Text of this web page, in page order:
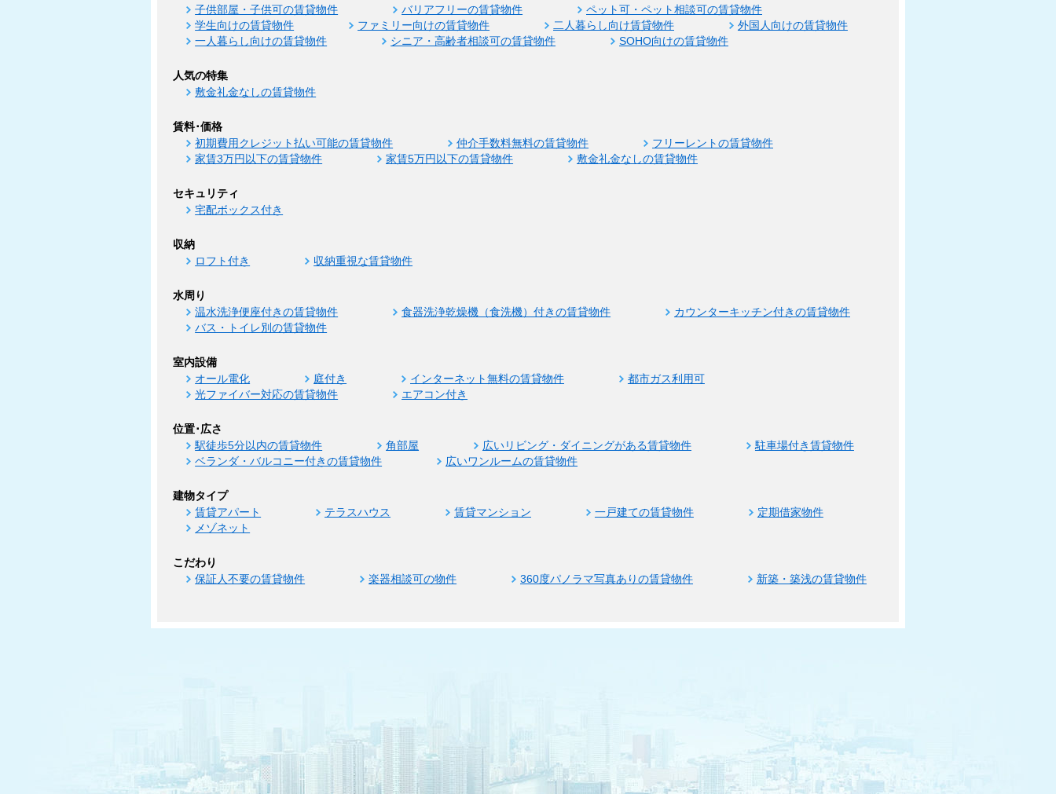
子供部屋・子供可の賃貸物件 バリアフリーの賃貸物件
ペット可・ペット相談可の賃貸物件
学生向けの賃貸物件
ファミリー向けの賃貸物件 二人暮らし向け賃貸物件
外国人向けの賃貸物件
一人暮らし向けの賃貸物件
シニア・高齢者相談可の賃貸物件 SOHO向けの賃貸物件
人気の特集
敷金礼金なしの賃貸物件
賃料･価格
初期費用クレジット払い可能の賃貸物件 仲介手数料無料の賃貸物件
フリーレントの賃貸物件
家賃3万円以下の賃貸物件
家賃5万円以下の賃貸物件 敷金礼金なしの賃貸物件
セキュリティ
宅配ボックス付き
収納
ロフト付き 収納重視な賃貸物件
水周り
温水洗浄便座付きの賃貸物件 食器洗浄乾燥機（食洗機）付きの賃貸物件
カウンターキッチン付きの賃貸物件
バス・トイレ別の賃貸物件
室内設備
オール電化 庭付き インターネット無料の賃貸物件
都市ガス利用可
光ファイバー対応の賃貸物件
エアコン付き
位置･広さ
駅徒歩5分以内の賃貸物件 角部屋 広いリビング・ダイニングがある賃貸物件
駐車場付き賃貸物件
ベランダ・バルコニー付きの賃貸物件
広いワンルームの賃貸物件
建物タイプ
賃貸アパート テラスハウス 賃貸マンション 一戸建ての賃貸物件
定期借家物件
メゾネット
こだわり
保証人不要の賃貸物件 楽器相談可の物件 360度パノラマ写真ありの賃貸物件 新築・築浅の賃貸物件